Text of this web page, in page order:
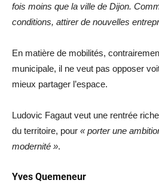
fois moins que la ville de Dijon.
conditions, attirer de nouvelles
En matière de mobilités,
municipale, il ne veut pas opposer
mieux partager l’espace.
Ludovic Fagaut veut une rentrée
du territoire, pour « porter une
modernité ».
Yves Quemeneur